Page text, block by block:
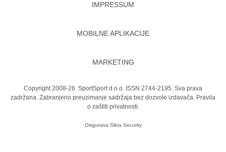
IMPRESSUM
MOBILNE APLIKACIJE
MARKETING
Copyright 2008-26. SportSport d.o.o. ISSN 2744-2195. Sva prava
zadržana. Zabranjeno preuzimanje sadržaja bez dozvole izdavača. Pravila
o zaštiti privatnosti.
Osigurava Sikra Security